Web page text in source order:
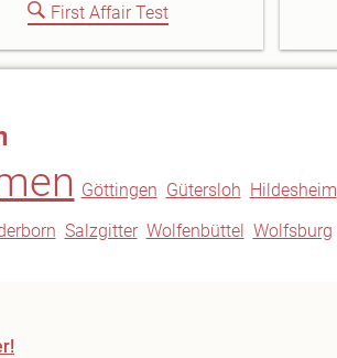
First Affair Test
Göttingen Gütersloh Hildesheim
Salzgitter Wolfenbüttel Wolfsburg